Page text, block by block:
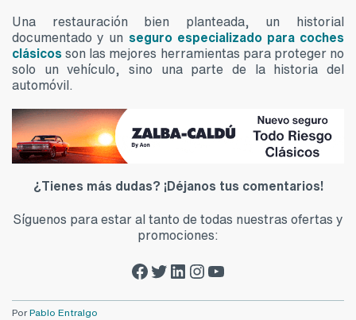
Una restauración bien planteada, un historial
documentado y un seguro especializado para coches
clásicosson las mejores herramientas para proteger no
solo un vehículo, sino una parte de la historia del
automóvil.
¿Tienes más dudas? ¡Déjanos tus comentarios!
Síguenos para estar al tanto de todas nuestras ofertas y
promociones:
Facebook Zalba-Caldú
Twitter Zalba-Caldú
LinkedIn Zalba-Caldú
Instagram Zalba-CaldúYoutube Zalba-Caldú
PorPablo Entralgo